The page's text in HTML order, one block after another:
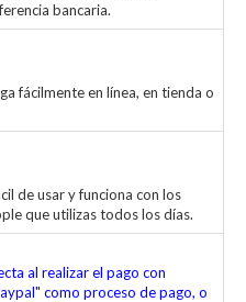
bancaria.
fácilmente en línea, en tienda o
de usar y funciona con los
que utilizas todos los días.
al realizar el pago con
como proceso de pago, o